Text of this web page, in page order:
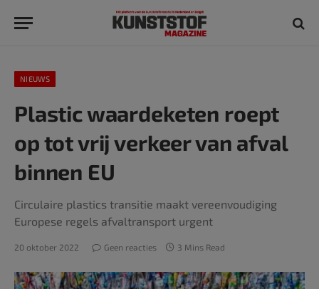
NIEUWS
Plastic waardeketen roept
op tot vrij verkeer van afval
binnen EU
Circulaire plastics transitie maakt vereenvoudiging
Europese regels afvaltransport urgent
20 oktober 2022 Geen reacties 3 Mins Read